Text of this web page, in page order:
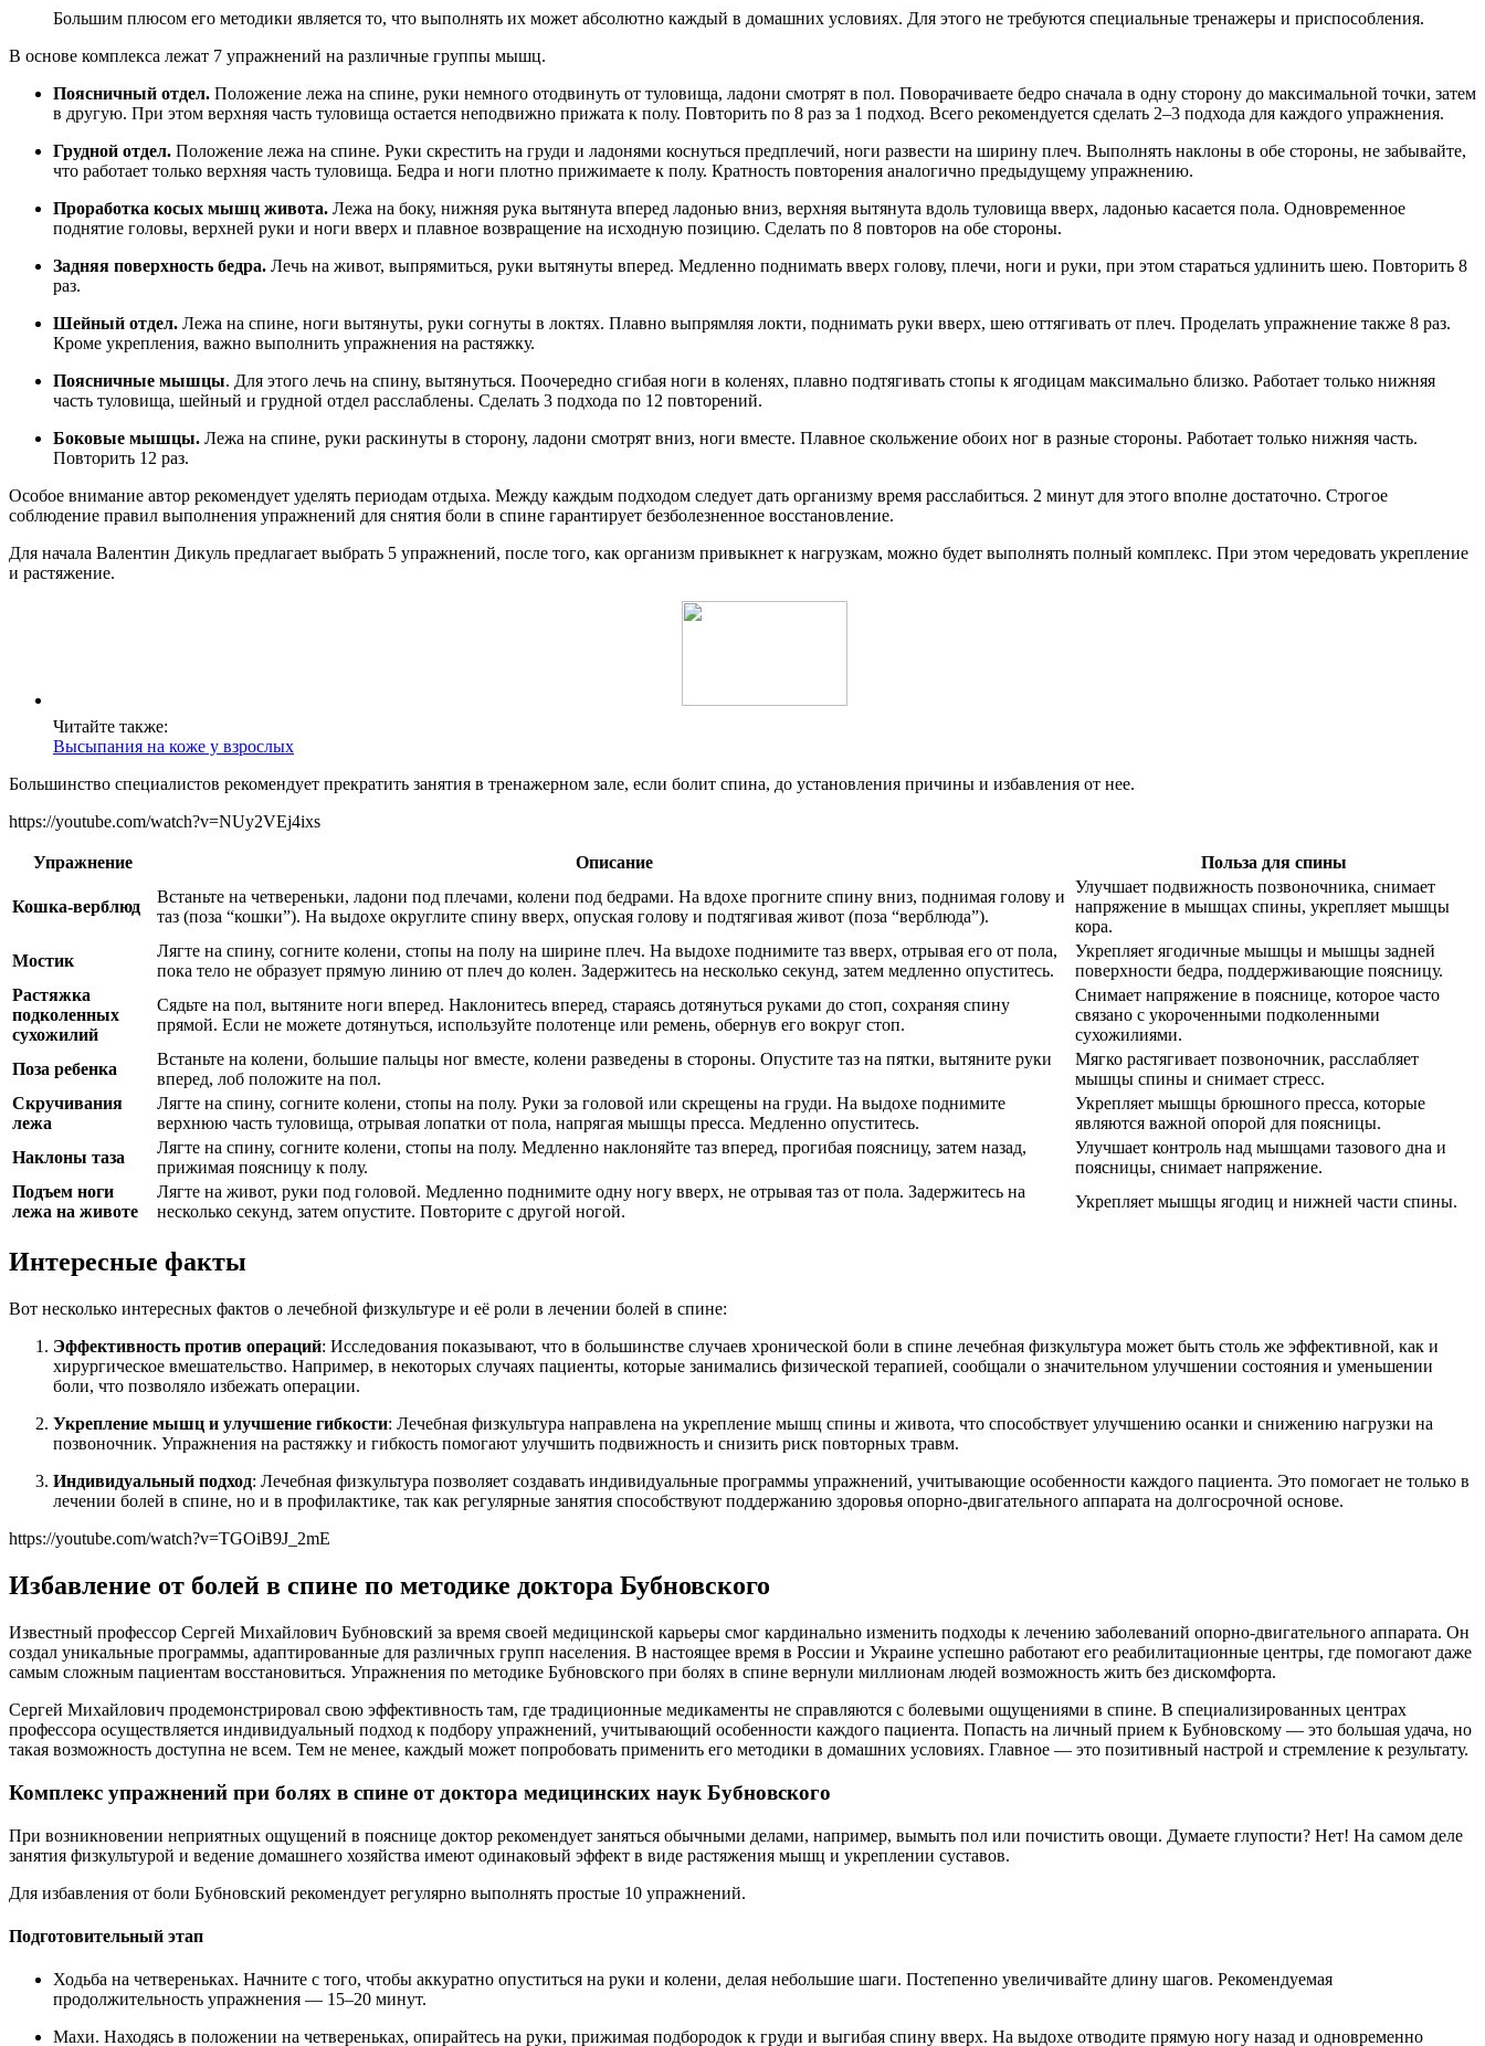
Большим плюсом его методики является то, что выполнять их может абсолютно каждый в домашних условиях. Для этого не требуются специальные тренажеры и приспособления.
В основе комплекса лежат 7 упражнений на различные группы мышц.
Поясничный отдел. Положение лежа на спине, руки немного отодвинуть от туловища, ладони смотрят в пол. Поворачиваете бедро сначала в одну сторону до максимальной точки, затем
в другую. При этом верхняя часть туловища остается неподвижно прижата к полу. Повторить по 8 раз за 1 подход. Всего рекомендуется сделать 2–3 подхода для каждого упражнения.
Грудной отдел. Положение лежа на спине. Руки скрестить на груди и ладонями коснуться предплечий, ноги развести на ширину плеч. Выполнять наклоны в обе стороны, не забывайте,
что работает только верхняя часть туловища. Бедра и ноги плотно прижимаете к полу. Кратность повторения аналогично предыдущему упражнению.
Проработка косых мышц живота. Лежа на боку, нижняя рука вытянута вперед ладонью вниз, верхняя вытянута вдоль туловища вверх, ладонью касается пола. Одновременное
поднятие головы, верхней руки и ноги вверх и плавное возвращение на исходную позицию. Сделать по 8 повторов на обе стороны.
Задняя поверхность бедра. Лечь на живот, выпрямиться, руки вытянуты вперед. Медленно поднимать вверх голову, плечи, ноги и руки, при этом стараться удлинить шею. Повторить 8
раз.
Шейный отдел. Лежа на спине, ноги вытянуты, руки согнуты в локтях. Плавно выпрямляя локти, поднимать руки вверх, шею оттягивать от плеч. Проделать упражнение также 8 раз.
Кроме укрепления, важно выполнить упражнения на растяжку.
Поясничные мышцы. Для этого лечь на спину, вытянуться. Поочередно сгибая ноги в коленях, плавно подтягивать стопы к ягодицам максимально близко. Работает только нижняя
часть туловища, шейный и грудной отдел расслаблены. Сделать 3 подхода по 12 повторений.
Боковые мышцы. Лежа на спине, руки раскинуты в сторону, ладони смотрят вниз, ноги вместе. Плавное скольжение обоих ног в разные стороны. Работает только нижняя часть.
Повторить 12 раз.
Особое внимание автор рекомендует уделять периодам отдыха. Между каждым подходом следует дать организму время расслабиться. 2 минут для этого вполне достаточно. Строгое
соблюдение правил выполнения упражнений для снятия боли в спине гарантирует безболезненное восстановление.
Для начала Валентин Дикуль предлагает выбрать 5 упражнений, после того, как организм привыкнет к нагрузкам, можно будет выполнять полный комплекс. При этом чередовать укрепление
и растяжение.
Читайте также:
Высыпания на коже у взрослых
Большинство специалистов рекомендует прекратить занятия в тренажерном зале, если болит спина, до установления причины и избавления от нее.
https://youtube.com/watch?v=NUy2VEj4ixs
Упражнение Описание Польза для спины
Кошка-верблюд
Встаньте на четвереньки, ладони под плечами, колени под бедрами. На вдохе прогните спину вниз, поднимая голову и
таз (поза “кошки”). На выдохе округлите спину вверх, опуская голову и подтягивая живот (поза “верблюда”).
Улучшает подвижность позвоночника, снимает
напряжение в мышцах спины, укрепляет мышцы
кора.
Мостик
Лягте на спину, согните колени, стопы на полу на ширине плеч. На выдохе поднимите таз вверх, отрывая его от пола,
пока тело не образует прямую линию от плеч до колен. Задержитесь на несколько секунд, затем медленно опуститесь.
Укрепляет ягодичные мышцы и мышцы задней
поверхности бедра, поддерживающие поясницу.
Растяжка
подколенных
сухожилий
Сядьте на пол, вытяните ноги вперед. Наклонитесь вперед, стараясь дотянуться руками до стоп, сохраняя спину
прямой. Если не можете дотянуться, используйте полотенце или ремень, обернув его вокруг стоп.
Снимает напряжение в пояснице, которое часто
связано с укороченными подколенными
сухожилиями.
Поза ребенка
Встаньте на колени, большие пальцы ног вместе, колени разведены в стороны. Опустите таз на пятки, вытяните руки
вперед, лоб положите на пол.
Мягко растягивает позвоночник, расслабляет
мышцы спины и снимает стресс.
Скручивания
лежа
Лягте на спину, согните колени, стопы на полу. Руки за головой или скрещены на груди. На выдохе поднимите
верхнюю часть туловища, отрывая лопатки от пола, напрягая мышцы пресса. Медленно опуститесь.
Укрепляет мышцы брюшного пресса, которые
являются важной опорой для поясницы.
Наклоны таза
Лягте на спину, согните колени, стопы на полу. Медленно наклоняйте таз вперед, прогибая поясницу, затем назад,
прижимая поясницу к полу.
Улучшает контроль над мышцами тазового дна и
поясницы, снимает напряжение.
Подъем ноги
лежа на животе
Лягте на живот, руки под головой. Медленно поднимите одну ногу вверх, не отрывая таз от пола. Задержитесь на
несколько секунд, затем опустите. Повторите с другой ногой.
Укрепляет мышцы ягодиц и нижней части спины.
Интересные факты
Вот несколько интересных фактов о лечебной физкультуре и её роли в лечении болей в спине:
Эффективность против операций: Исследования показывают, что в большинстве случаев хронической боли в спине лечебная физкультура может быть столь же эффективной, как и
хирургическое вмешательство. Например, в некоторых случаях пациенты, которые занимались физической терапией, сообщали о значительном улучшении состояния и уменьшении
боли, что позволяло избежать операции.
Укрепление мышц и улучшение гибкости: Лечебная физкультура направлена на укрепление мышц спины и живота, что способствует улучшению осанки и снижению нагрузки на
позвоночник. Упражнения на растяжку и гибкость помогают улучшить подвижность и снизить риск повторных травм.
Индивидуальный подход: Лечебная физкультура позволяет создавать индивидуальные программы упражнений, учитывающие особенности каждого пациента. Это помогает не только в
лечении болей в спине, но и в профилактике, так как регулярные занятия способствуют поддержанию здоровья опорно-двигательного аппарата на долгосрочной основе.
https://youtube.com/watch?v=TGOiB9J_2mE
Избавление от болей в спине по методике доктора Бубновского
Известный профессор Сергей Михайлович Бубновский за время своей медицинской карьеры смог кардинально изменить подходы к лечению заболеваний опорно-двигательного аппарата. Он
создал уникальные программы, адаптированные для различных групп населения. В настоящее время в России и Украине успешно работают его реабилитационные центры, где помогают даже
самым сложным пациентам восстановиться. Упражнения по методике Бубновского при болях в спине вернули миллионам людей возможность жить без дискомфорта.
Сергей Михайлович продемонстрировал свою эффективность там, где традиционные медикаменты не справляются с болевыми ощущениями в спине. В специализированных центрах
профессора осуществляется индивидуальный подход к подбору упражнений, учитывающий особенности каждого пациента. Попасть на личный прием к Бубновскому — это большая удача, но
такая возможность доступна не всем. Тем не менее, каждый может попробовать применить его методики в домашних условиях. Главное — это позитивный настрой и стремление к результату.
Комплекс упражнений при болях в спине от доктора медицинских наук Бубновского
При возникновении неприятных ощущений в пояснице доктор рекомендует заняться обычными делами, например, вымыть пол или почистить овощи. Думаете глупости? Нет! На самом деле
занятия физкультурой и ведение домашнего хозяйства имеют одинаковый эффект в виде растяжения мышц и укреплении суставов.
Для избавления от боли Бубновский рекомендует регулярно выполнять простые 10 упражнений.
Подготовительный этап
Ходьба на четвереньках. Начните с того, чтобы аккуратно опуститься на руки и колени, делая небольшие шаги. Постепенно увеличивайте длину шагов. Рекомендуемая
продолжительность упражнения — 15–20 минут.
Махи. Находясь в положении на четвереньках, опирайтесь на руки, прижимая подбородок к груди и выгибая спину вверх. На выдохе отводите прямую ногу назад и одновременно